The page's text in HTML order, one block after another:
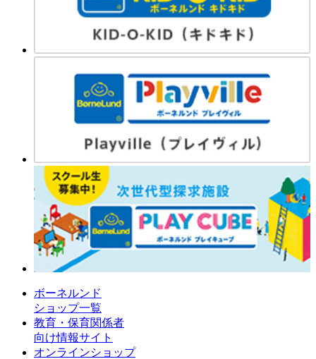
ボーネルンド
ショップ一覧
教育・保育関係者
向け情報サイト
オンラインショップ